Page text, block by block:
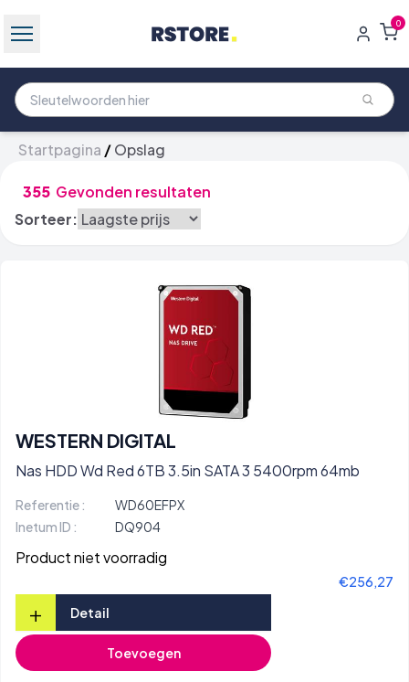
0
Startpagina /Opslag
355 Gevonden resultaten
Sorteer:
WESTERN DIGITAL
Nas HDD Wd Red 6TB 3.5in SATA 3 5400rpm 64mb
Referentie :
WD60EFPX
Inetum ID :
DQ904
Product niet voorradig
€256,27
+ Detail
Toevoegen